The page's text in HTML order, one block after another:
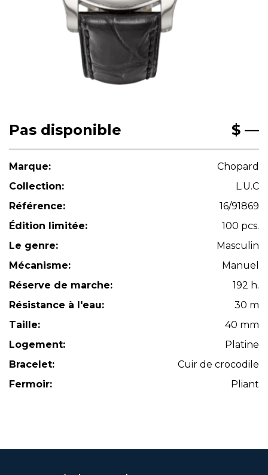
Pas disponible $ —
Marque:
Chopard
Collection:
L.U.C
Référence:
16/91869
Édition limitée:
100 pcs.
Le genre:
Masculin
Mécanisme:
Manuel
Réserve de marche:
192 h.
Résistance à l'eau:
30 m
Taille:
40 mm
Logement:
Platine
Bracelet:
Cuir de crocodile
Fermoir:
Pliant